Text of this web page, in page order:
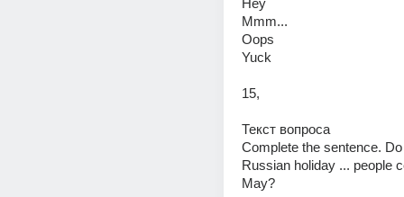
Hey
Mmm...
Oops
Yuck
15,
Текст вопроса
Complete the sentence.
Russian holiday ... people
May?